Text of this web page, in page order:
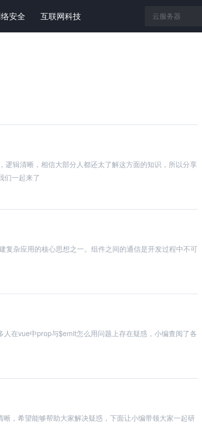
安全 互联网科技
辑清晰，相信大部分人都还太了解这方面的知识，所以分享
们一起来了
在vue中prop与$emit怎么用问题上存在疑惑，小编查阅了各
，希望能够帮助大家解决疑惑，下面让小编带领大家一起研